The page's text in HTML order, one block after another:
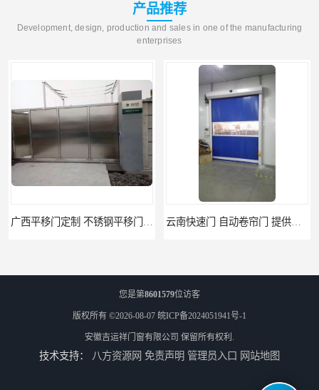
产品推荐
Development, design, production and sales in one of the manufacturing
enterprises
您是第8601579位访客
版权所有 ©2026-08-07 皖ICP备2024051941号-1
安徽吉运祥门窗有限公司 保留所有权利.
技术支持： 八方资源网 免责声明 管理员入口 网站地图